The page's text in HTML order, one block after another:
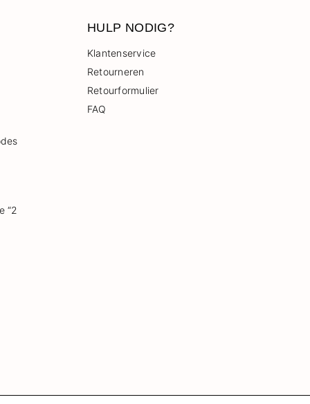
“2
HULP NODIG?
Klantenservice
Retourneren
Retourformulier
FAQ